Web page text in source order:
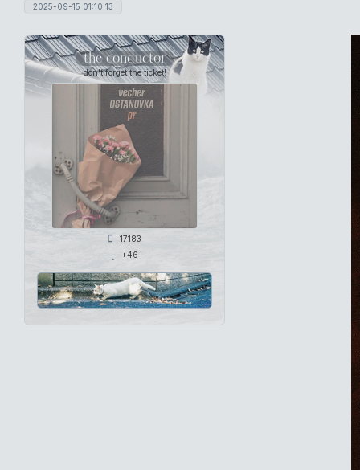
2025-09-15 01:10:13
the conductor
don't forget the ticket!
17183
+46